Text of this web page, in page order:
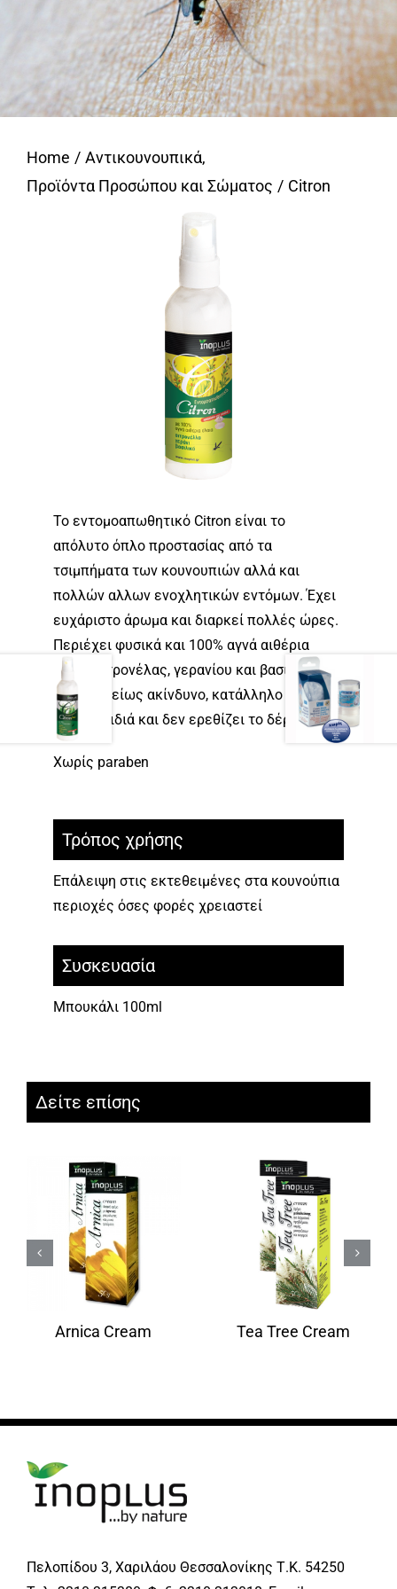
Home Αντικουνουπικά,
Προϊόντα Προσώπου και Σώματος
Citron
Το εντομοαπωθητικό Citron είναι το
απόλυτο όπλο προστασίας από τα
τσιμπήματα των κουνουπιών αλλά και
πολλών αλλων ενοχλητικών εντόμων. Έχει
ευχάριστο άρωμα και διαρκεί πολλές ώρες.
Περιέχει φυσικά και 100% αγνά αιθέρια
έλαια σιτρονέλας, γερανίου και βασιλικού.
Είναι τελείως ακίνδυνο, κατάλληλο για
μικρά παιδιά και δεν ερεθίζει το δέρμα.
Χωρίς paraben
Τρόπος χρήσης
Επάλειψη στις εκτεθειμένες στα κουνούπια
περιοχές όσες φορές χρειαστεί
Συσκευασία
Μπουκάλι 100ml
Δείτε επίσης
Arnica Cream Tea Tree Cream
Πελοπίδου 3, Χαριλάου Θεσσαλονίκης Τ.Κ. 54250